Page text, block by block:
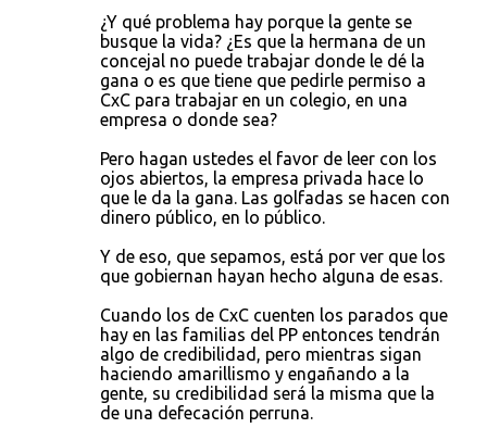
¿Y qué problema hay porque la gente se
busque la vida? ¿Es que la hermana de un
concejal no puede trabajar donde le dé la
gana o es que tiene que pedirle permiso a
CxC para trabajar en un colegio, en una
empresa o donde sea?
Pero hagan ustedes el favor de leer con los
ojos abiertos, la empresa privada hace lo
que le da la gana. Las golfadas se hacen con
dinero público, en lo público.
Y de eso, que sepamos, está por ver que los
que gobiernan hayan hecho alguna de esas.
Cuando los de CxC cuenten los parados que
hay en las familias del PP entonces tendrán
algo de credibilidad, pero mientras sigan
haciendo amarillismo y engañando a la
gente, su credibilidad será la misma que la
de una defecación perruna.